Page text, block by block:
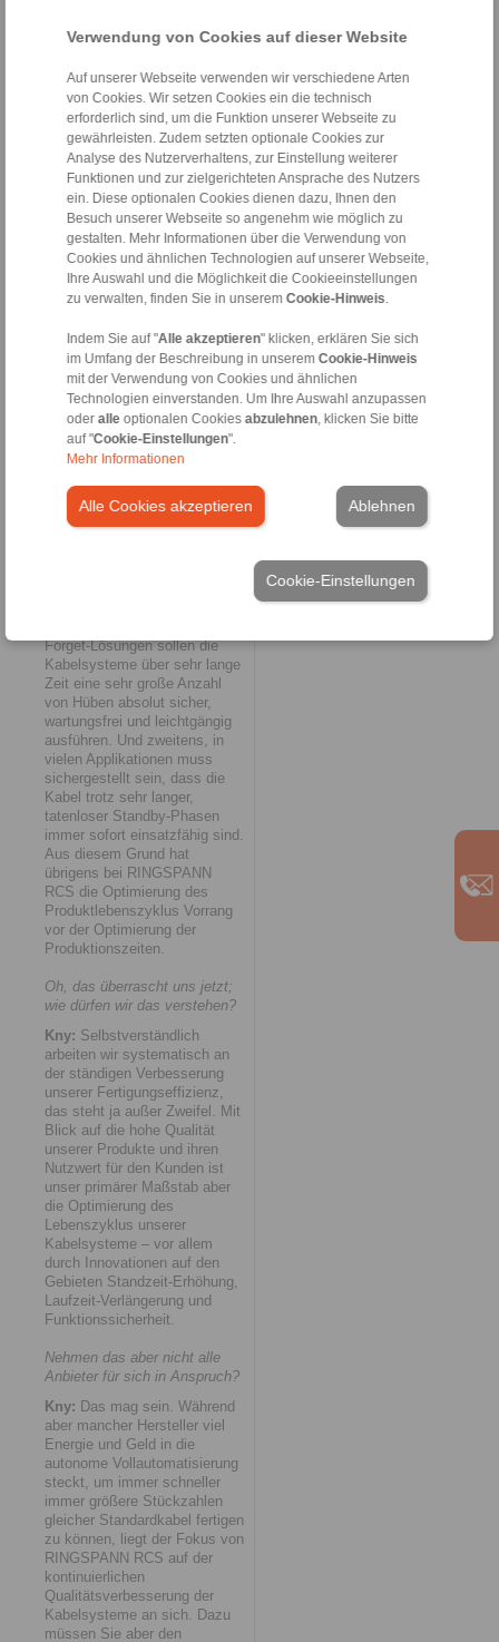
Verwendung von Cookies auf dieser Website
Auf unserer Webseite verwenden wir verschiedene Arten
von Cookies. Wir setzen Cookies ein die technisch
erforderlich sind, um die Funktion unserer Webseite zu
gewährleisten. Zudem setzten optionale Cookies zur
Analyse des Nutzerverhaltens, zur Einstellung weiterer
Funktionen und zur zielgerichteten Ansprache des Nutzers
ein. Diese optionalen Cookies dienen dazu, Ihnen den
Besuch unserer Webseite so angenehm wie möglich zu
gestalten. Mehr Informationen über die Verwendung von
Cookies und ähnlichen Technologien auf unserer Webseite,
Ihre Auswahl und die Möglichkeit die Cookieeinstellungen
zu verwalten, finden Sie in unserem Cookie-Hinweis
Indem Sie auf "Alle akzeptieren" klicken, erklären Sie sich
im Umfang der Beschreibung in unserem Cookie-Hinweis
mit der Verwendung von Cookies und ähnlichen
Technologien einverstanden. Um Ihre Auswahl anzupassen
oder alleoptionalen Cookies abzulehnen, klicken Sie bitte
auf "Cookie-Einstellungen".
Mehr Informationen
Alle Cookies akzeptieren Ablehnen
Cookie-Einstellungen
Fragen lassen sich nur
treffsicher beantworten, wenn
kennen. Das betrifft
beispielsweise die passende
Auslegung der Endteile –
verzinkt oder rostfrei –, die
beste Anschlussart des Kabels
– gelenkig, starr, geschraubt
oder geklemmt – oder die
Ausführung der
Abstreifdichtung. Außerdem ist
es wichtig zu wissen, für
welche Verlegungen das Kabel
ausgelegt sein muss.
Das klingt jetzt tatsächlich
nach viel Feinarbeit bei der
Bestimmung des optimalen
Kraftkabels…
Kny:… ja, das wird oft
unterschätzt. Von
Nachlässigkeiten bei der
Dimensionierung der Druck-
Zug-Kabel kann ich nur
abraten; ebenso wie von
Forget-Lösungen sollen die
Kabelsysteme über sehr lange
Zeit eine sehr große Anzahl
von Hüben absolut sicher,
wartungsfrei und leichtgängig
ausführen. Und zweitens, in
vielen Applikationen muss
sichergestellt sein, dass die
Kabel trotz sehr langer,
tatenloser Standby-Phasen
immer sofort einsatzfähig sind.
Aus diesem Grund hat
übrigens bei RINGSPANN
RCS die Optimierung des
Produktlebenszyklus Vorrang
vor der Optimierung der
Produktionszeiten.
Oh, das überrascht uns jetzt;
wie dürfen wir das verstehen?
Kny: Selbstverständlich
arbeiten wir systematisch an
der ständigen Verbesserung
unserer Fertigungseffizienz,
das steht ja außer Zweifel. Mit
Blick auf die hohe Qualität
unserer Produkte und ihren
Nutzwert für den Kunden ist
unser primärer Maßstab aber
die Optimierung des
Lebenszyklus unserer
Kabelsysteme – vor allem
durch Innovationen auf den
Gebieten Standzeit-Erhöhung,
Laufzeit-Verlängerung und
Funktionssicherheit.
Nehmen das aber nicht alle
Anbieter für sich in Anspruch?
Kny: Das mag sein. Während
aber mancher Hersteller viel
Energie und Geld in die
autonome Vollautomatisierung
steckt, um immer schneller
immer größere Stückzahlen
gleicher Standardkabel fertigen
zu können, liegt der Fokus von
RINGSPANN RCS auf der
kontinuierlichen
Qualitätsverbesserung der
Kabelsysteme an sich. Dazu
müssen Sie aber den